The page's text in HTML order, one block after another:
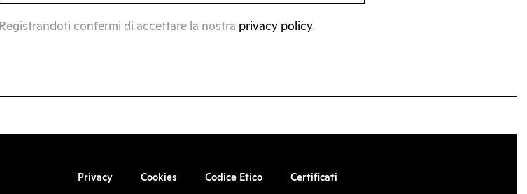
Registrandoti confermi di accettare la nostra privacy policy.
Privacy Cookies Codice Etico Certificati